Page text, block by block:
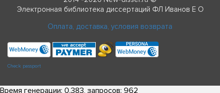
Электронная библиотека диссертаций ФЛ Иванов Е О
Оплата, доставка, условия возврата
Check passport
Время генерации: 0.383, запросов: 962